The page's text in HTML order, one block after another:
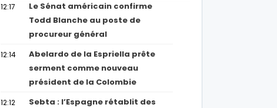
12:17
Le Sénat américain confirme
Todd Blanche au poste de
procureur général
12:14
Abelardo de la Espriella prête
serment comme nouveau
président de la Colombie
12:12
Sebta : l’Espagne rétablit des